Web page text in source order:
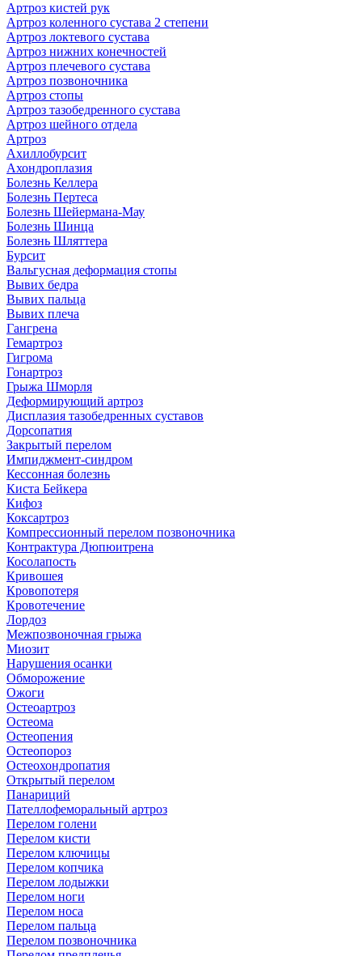
Артроз кистей рук
Артроз коленного сустава 2 степени
Артроз локтевого сустава
Артроз нижних конечностей
Артроз плечевого сустава
Артроз позвоночника
Артроз стопы
Артроз тазобедренного сустава
Артроз шейного отдела
Артроз
Ахиллобурсит
Ахондроплазия
Болезнь Келлера
Болезнь Пертеса
Болезнь Шейермана-Мау
Болезнь Шинца
Болезнь Шляттера
Бурсит
Вальгусная деформация стопы
Вывих бедра
Вывих пальца
Вывих плеча
Гангрена
Гемартроз
Гигрома
Гонартроз
Грыжа Шморля
Деформирующий артроз
Дисплазия тазобедренных суставов
Дорсопатия
Закрытый перелом
Импиджмент-синдром
Кессонная болезнь
Киста Бейкера
Кифоз
Коксартроз
Компрессионный перелом позвоночника
Контрактура Дюпюитрена
Косолапость
Кривошея
Кровопотеря
Кровотечение
Лордоз
Межпозвоночная грыжа
Миозит
Нарушения осанки
Обморожение
Ожоги
Остеоартроз
Остеома
Остеопения
Остеопороз
Остеохондропатия
Открытый перелом
Панариций
Пателлофеморальный артроз
Перелом голени
Перелом кисти
Перелом ключицы
Перелом копчика
Перелом лодыжки
Перелом ноги
Перелом носа
Перелом пальца
Перелом позвоночника